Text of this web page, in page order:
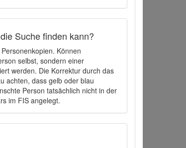
Suche finden kann?
Können
selbst, sondern einer
werden. Die Korrektur durch das
achten, dass gelb oder blau
Person tatsächlich nicht in der
im FIS angelegt.